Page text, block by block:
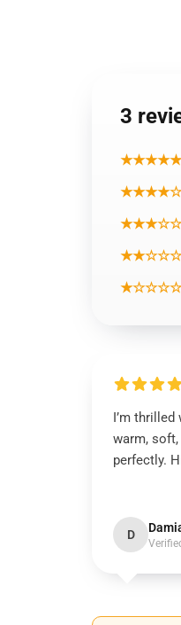
3
★★★★★
★★★★☆
★★★☆☆
★★☆☆☆
★☆☆☆☆
I’m thrilled
warm,
perfectly.
D